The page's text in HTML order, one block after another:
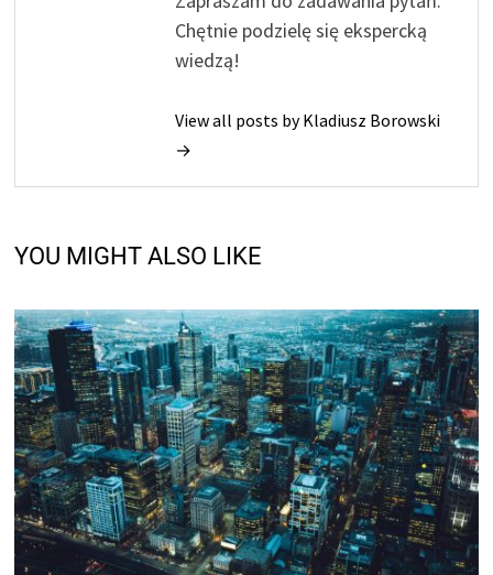
Chętnie podzielę się ekspercką
wiedzą!
View all posts by Kladiusz Borowski
→
YOU MIGHT ALSO LIKE